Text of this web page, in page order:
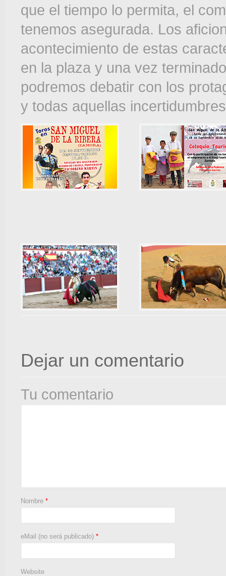
que el tiempo lo permita, el
tenemos asegurada. Los
acontecimiento de estas
en la plaza y una vez
podremos debatir con los
y todas aquellas
Dejar un comentario
Tu comentario
Nombre *
eMail (no será publicado) *
Website